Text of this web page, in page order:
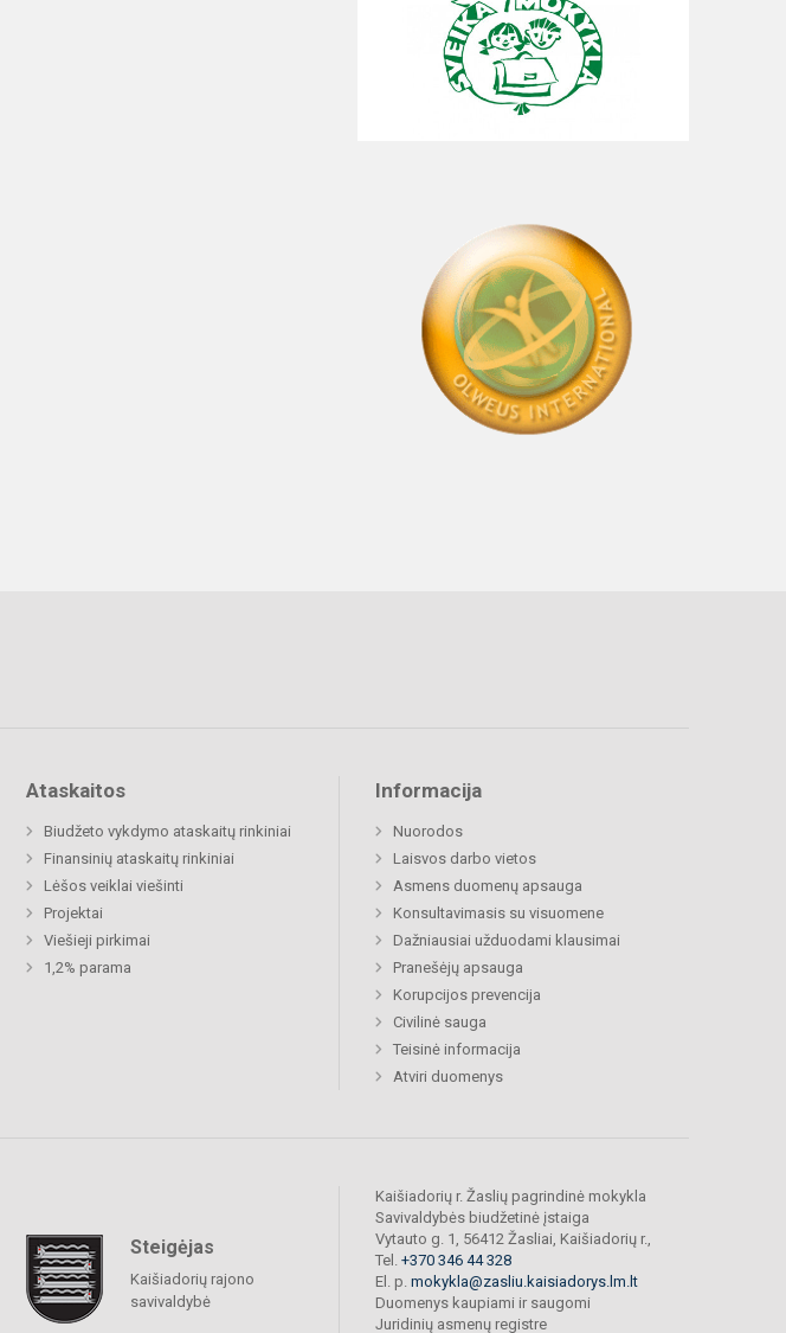
Ataskaitos
Biudžeto vykdymo ataskaitų rinkiniai
Finansinių ataskaitų rinkiniai
Lėšos veiklai viešinti
Projektai
Viešieji pirkimai
1,2% parama
Informacija
Nuorodos
Laisvos darbo vietos
Asmens duomenų apsauga
Konsultavimasis su visuomene
Dažniausiai užduodami klausimai
Pranešėjų apsauga
Korupcijos prevencija
Civilinė sauga
Teisinė informacija
Atviri duomenys
Steigėjas
Kaišiadorių rajono
savivaldybė
Kaišiadorių r. Žaslių pagrindinė mokykla
Savivaldybės biudžetinė įstaiga
Vytauto g. 1, 56412 Žasliai, Kaišiadorių r.,
Tel. +370 346 44 328
El. p. mokykla@zasliu.kaisiadorys.lm.lt
Duomenys kaupiami ir saugomi
Juridinių asmenų registre